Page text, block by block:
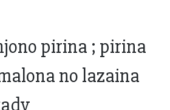
pirina ; pirina
no lazaina